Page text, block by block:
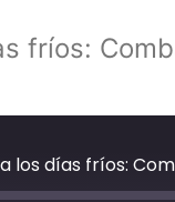
fríos:
los días fríos: